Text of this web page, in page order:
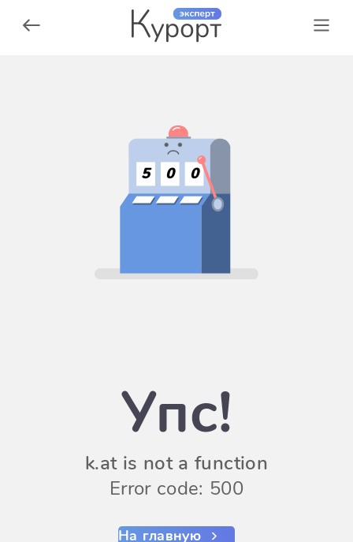
5 0 0
Упс!
k.at is not a function
Error code: 500
На главную